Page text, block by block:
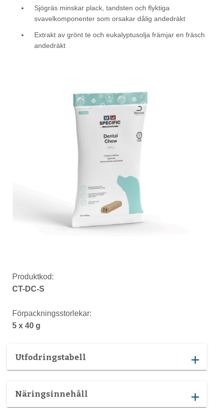
Sjögräs minskar plack, tandsten och flyktiga
svavelkomponenter som orsakar dålig andedräkt
Extrakt av grönt te och eukalyptusolja främjar en fräsch
andedräkt
Produktkod:
CT-DC-S
Förpackningsstorlekar:
5 x 40 g
Utfodringstabell add
Näringsinnehåll add